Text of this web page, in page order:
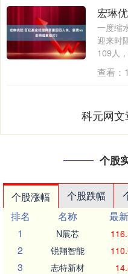
一度缩
迎来时
109人
容....
查看：
科元网
个股
个股涨幅 个股跌幅
排名
名称 最
1
N展芯
2 锐翔智能
3 志特新材